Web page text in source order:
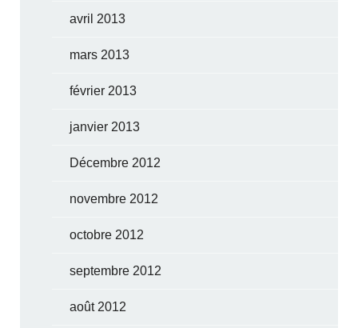
avril 2013
mars 2013
février 2013
janvier 2013
Décembre 2012
novembre 2012
octobre 2012
septembre 2012
août 2012